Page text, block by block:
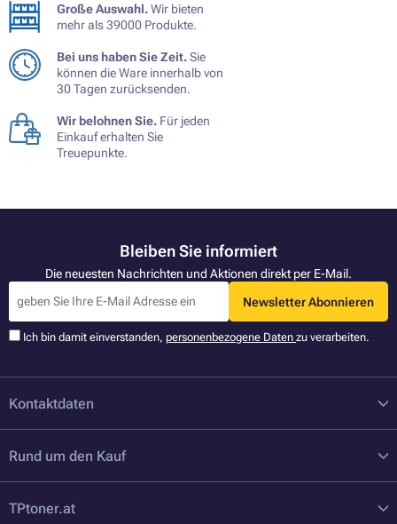
Große Auswahl.Wir bieten
mehr als 39000 Produkte.
Bei uns haben Sie Zeit.Sie
können die Ware innerhalb von
30 Tagen zurücksenden.
Wir belohnen Sie. Für jeden
Einkauf erhalten Sie
Treuepunkte.
Bleiben Sie informiert
Die neuesten Nachrichten und Aktionen direkt per E-Mail.
Newsletter Abonnieren
Ich bin damit einverstanden, personenbezogene Daten zu verarbeiten.
Kontaktdaten
Rund um den Kauf
TPtoner.at